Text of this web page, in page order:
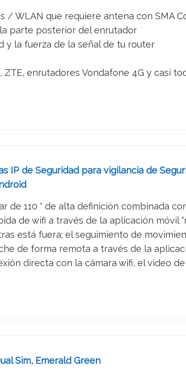
/ WLAN que requiere antena con SMA
parte posterior del enrutador
y la fuerza de la señal de tu router
ZTE, enrutadores Vondafone 4G y casi
IP de Seguridad para vigilancia de
110 ° de alta definición combinada
de wifi a través de la aplicación móvil
está fuera; el seguimiento de
de forma remota a través de la
directa con la cámara wifi, el video de
Sim, Emerald Green